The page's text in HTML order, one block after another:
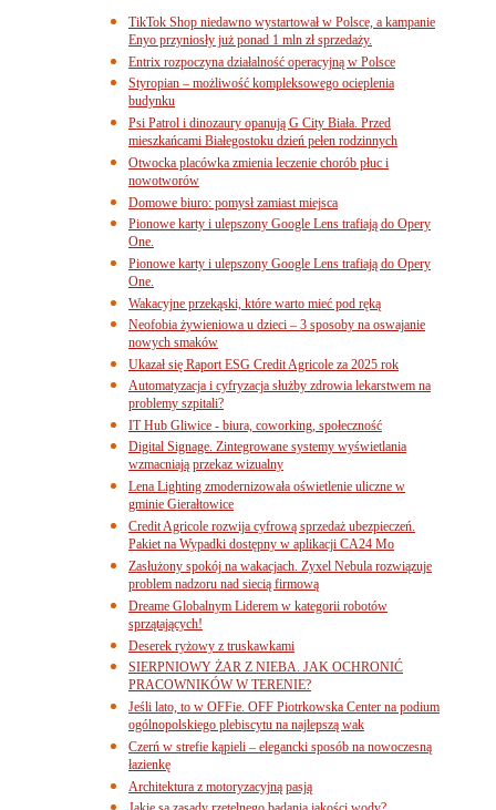
TikTok Shop niedawno wystartował w Polsce, a kampanie
Enyo przyniosły już ponad 1 mln zł sprzedaży.
Entrix rozpoczyna działalność operacyjną w Polsce
Styropian – możliwość kompleksowego ocieplenia
budynku
Psi Patrol i dinozaury opanują G City Biała. Przed
mieszkańcami Białegostoku dzień pełen rodzinnych
Otwocka placówka zmienia leczenie chorób płuc i
nowotworów
Domowe biuro: pomysł zamiast miejsca
Pionowe karty i ulepszony Google Lens trafiają do Opery
One.
Pionowe karty i ulepszony Google Lens trafiają do Opery
One.
Wakacyjne przekąski, które warto mieć pod ręką
Neofobia żywieniowa u dzieci – 3 sposoby na oswajanie
nowych smaków
Ukazał się Raport ESG Credit Agricole za 2025 rok
Automatyzacja i cyfryzacja służby zdrowia lekarstwem na
problemy szpitali?
IT Hub Gliwice - biura, coworking, społeczność
Digital Signage. Zintegrowane systemy wyświetlania
wzmacniają przekaz wizualny
Lena Lighting zmodernizowała oświetlenie uliczne w
gminie Gierałtowice
Credit Agricole rozwija cyfrową sprzedaż ubezpieczeń.
Pakiet na Wypadki dostępny w aplikacji CA24 Mo
Zasłużony spokój na wakacjach. Zyxel Nebula rozwiązuje
problem nadzoru nad siecią firmową
Dreame Globalnym Liderem w kategorii robotów
sprzątających!
Deserek ryżowy z truskawkami
SIERPNIOWY ŻAR Z NIEBA. JAK OCHRONIĆ
PRACOWNIKÓW W TERENIE?
Jeśli lato, to w OFFie. OFF Piotrkowska Center na podium
ogólnopolskiego plebiscytu na najlepszą wak
Czerń w strefie kąpieli – elegancki sposób na nowoczesną
łazienkę
Architektura z motoryzacyjną pasją